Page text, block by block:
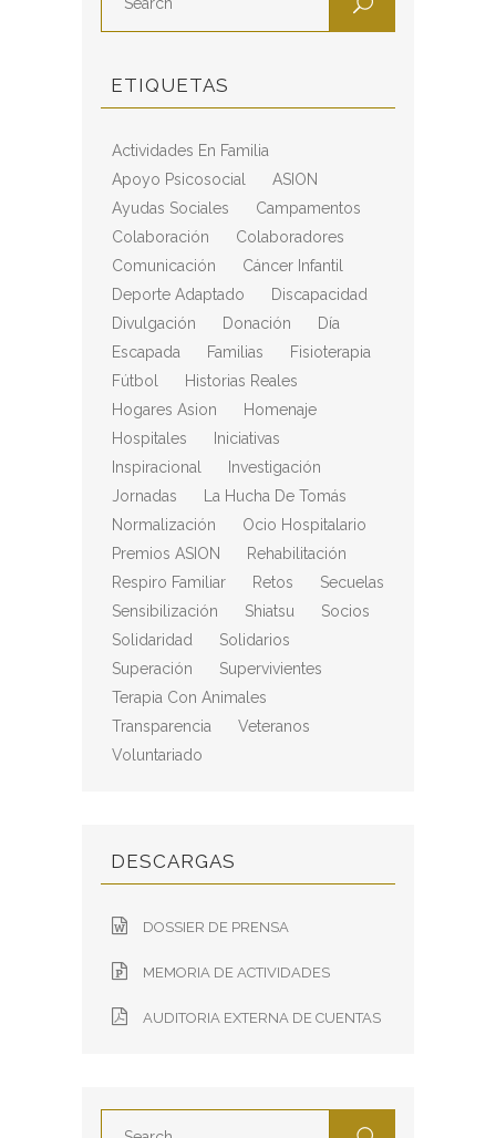
ETIQUETAS
Actividades En Familia
Apoyo Psicosocial
ASION
Ayudas Sociales
Campamentos
Colaboración
Colaboradores
Comunicación
Cáncer Infantil
Deporte Adaptado
Discapacidad
Divulgación
Donación
Día
Escapada
Familias
Fisioterapia
Fútbol
Historias Reales
Hogares Asion
Homenaje
Hospitales
Iniciativas
Inspiracional
Investigación
Jornadas
La Hucha De Tomás
Normalización
Ocio Hospitalario
Premios ASION
Rehabilitación
Respiro Familiar
Retos
Secuelas
Sensibilización
Shiatsu
Socios
Solidaridad
Solidarios
Superación
Supervivientes
Terapia Con Animales
Transparencia
Veteranos
Voluntariado
DESCARGAS
DOSSIER DE PRENSA
MEMORIA DE ACTIVIDADES
AUDITORIA EXTERNA DE CUENTAS